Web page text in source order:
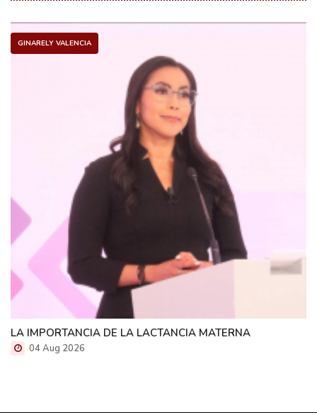
GINARELY VALENCIA
LA IMPORTANCIA DE LA LACTANCIA MATERNA
04 Aug 2026